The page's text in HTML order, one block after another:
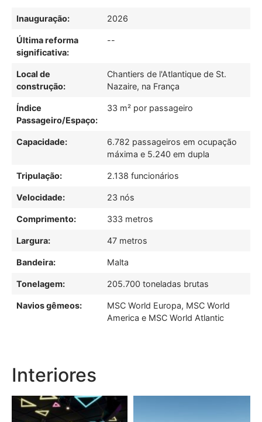
Inauguração: 2026
Última reforma
significativa:
--
Local de
construção:
Chantiers de l'Atlantique de St.
Nazaire, na França
Índice
Passageiro/Espaço:
33 m² por passageiro
Capacidade:
6.782 passageiros em ocupação
máxima e 5.240 em dupla
Tripulação: 2.138 funcionários
Velocidade: 23 nós
Comprimento: 333 metros
Largura: 47 metros
Bandeira: Malta
Tonelagem: 205.700 toneladas brutas
Navios gêmeos:
MSC World Europa, MSC World
America e MSC World Atlantic
Interiores